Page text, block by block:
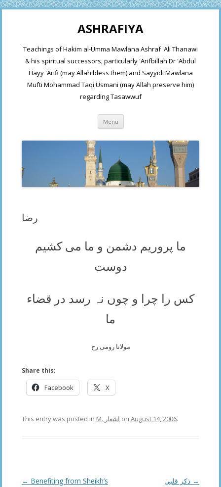
ASHRAFIYA
Teachings of Hakim al-Umma Mawlana Ashraf 'Ali Thanawi
& his spiritual successors, particularly 'Arifbillah Dr 'Abdul
Hayy 'Arifi (may Allah bless them) and Sayyidi Mawlana
Mufti Mohammad Taqi Usmani (may Allah preserve him)
regarding Tasawwuf
Menu Skip
content
رضا
ما پروریم دشمن و ما می کشیم
دوست
کس را چرا و چوں نہ رسد در قضاء
ما
مولانا رومی رح
Share this:
Facebook X
This entry was posted in M. اشعار on August 14, 2006.
Post
← Benefiting from Sheikh’s
→